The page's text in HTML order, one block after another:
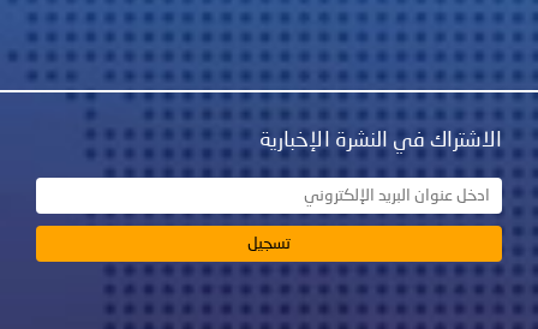
الاشتراك في النشرة الإخبارية